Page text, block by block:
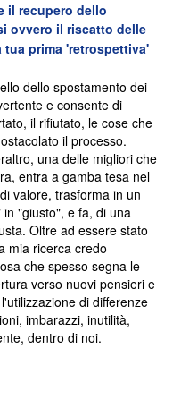
il recupero dello
ovvero il riscatto delle
prima 'retrospettiva'
dello spostamento dei
e consente di
il rifiutato, le cose che
il processo.
una delle migliori che
entra a gamba tesa nel
valore, trasforma in un
"giusto", e fa, di una
Oltre ad essere stato
mia ricerca credo
che spesso segna le
verso nuovi pensieri e
di differenze
imbarazzi, inutilità,
dentro di noi.